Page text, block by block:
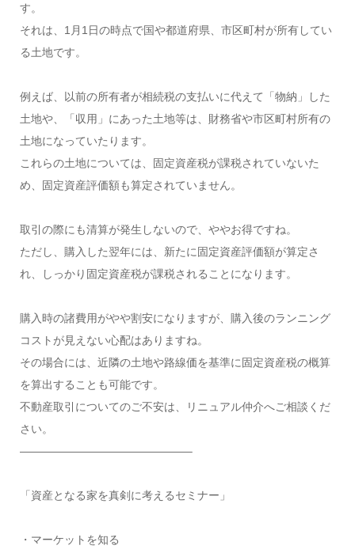
す。
それは、1月1日の時点で国や都道府県、市区町村が所有してい
る土地です。
例えば、以前の所有者が相続税の支払いに代えて「物納」した
土地や、「収用」にあった土地等は、財務省や市区町村所有の
土地になっていたります。
これらの土地については、固定資産税が課税されていないた
め、固定資産評価額も算定されていません。
取引の際にも清算が発生しないので、ややお得ですね。
ただし、購入した翌年には、新たに固定資産評価額が算定さ
れ、しっかり固定資産税が課税されることになります。
購入時の諸費用がやや割安になりますが、購入後のランニング
コストが見えない心配はありますね。
その場合には、近隣の土地や路線価を基準に固定資産税の概算
を算出することも可能です。
不動産取引についてのご不安は、リニュアル仲介へご相談くだ
さい。
———————————————–
「資産となる家を真剣に考えるセミナー」
・マーケットを知る